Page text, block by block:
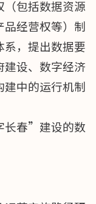
包括数据资源
经营权等）制
，提出数据要
设、数字经济
中的运行机制
长春”建设的数